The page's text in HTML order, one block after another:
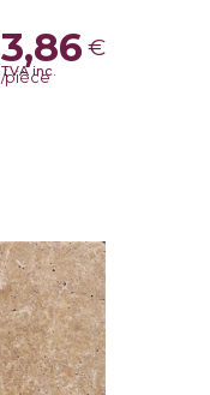
3,86 €
TVA inc.
/pièce